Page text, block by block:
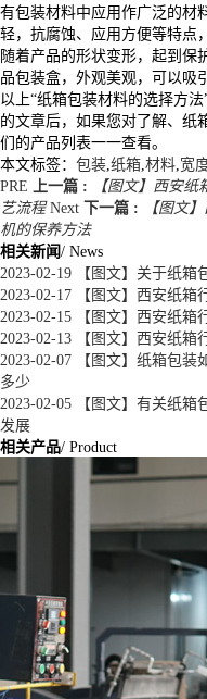
有包装材料中应用作广泛的材
轻，抗腐蚀、应用方便等特点
随着产品的形状变形，起到保
品包装盒，外观美观，可以吸
以上“纸箱包装材料的选择方
的文章后，如果您对了解、纸
们的产品列表一一查看。
本文标签： 包装 纸箱 材料 宽
PRE
上一篇 :
【图文】西安
艺流程 Next 下一篇 :
【图文
机的保养方法
相关新闻/ News
2023-02-19 【图文】关于纸箱
2023-02-17 【图文】西安纸箱
2023-02-15 【图文】西安纸箱
2023-02-13 【图文】西安纸箱
2023-02-07 【图文】纸箱包装
多少
2023-02-05 【图文】有关纸箱
发展
相关产品/ Product